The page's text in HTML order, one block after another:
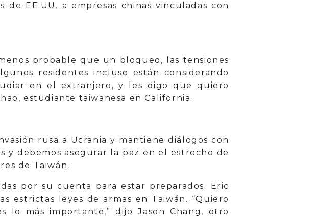
EE.UU. a empresas chinas vinculadas con
probable que un bloqueo, las tensiones
residentes incluso están considerando
en el extranjero, y les digo que quiero
estudiante taiwanesa en California.
rusa a Ucrania y mantiene diálogos con
y debemos asegurar la paz en el estrecho de
de Taiwán.
por su cuenta para estar preparados. Eric
estrictas leyes de armas en Taiwán. “Quiero
lo más importante,” dijo Jason Chang, otro